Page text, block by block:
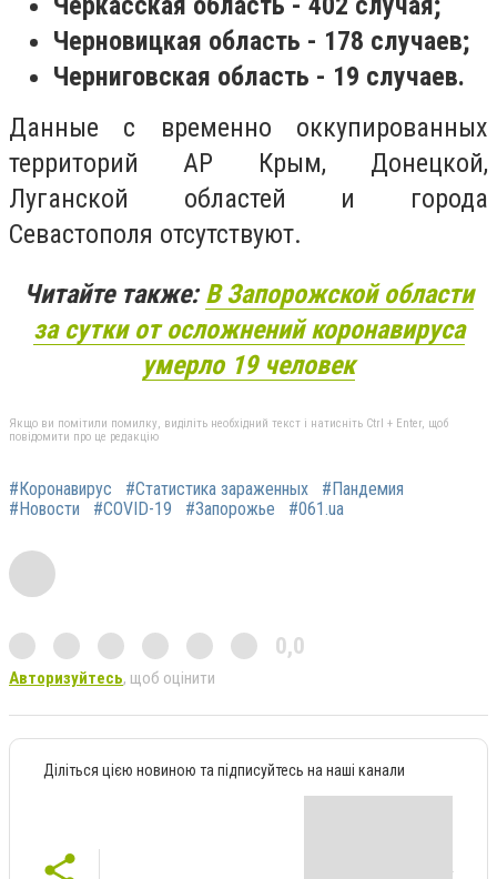
Черновицкая область - 178 случаев;
Черниговская область - 19 случаев.
Данные с временно оккупированных
территорий АР Крым, Донецкой,
Луганской областей и города
Севастополя отсутствуют.
Читайте также:В Запорожской области
за сутки от осложнений коронавируса
умерло 19 человек
Якщо ви помітили помилку, виділіть необхідний текст і натисніть Ctrl + Enter, щоб
повідомити про це редакцію
#Коронавирус #Статистика зараженных
#Пандемия
#Новости
#COVID-19 #Запорожье #061.ua
0,0
Авторизуйтесь, щоб оцінити
Діліться цією новиною та підписуйтесь на наші канали